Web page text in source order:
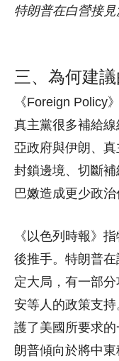
特朗普在白營接見
三、為何建
《Foreign Policy
真主黨很多補給
亞政府與伊朗、
封鎖邊境、切斷
巴嫩造成更少政治
《以色列時報》
後推手。特朗普
定大局，有一部
安等人的政策支
護了美國所要求
朗普傾向於將中